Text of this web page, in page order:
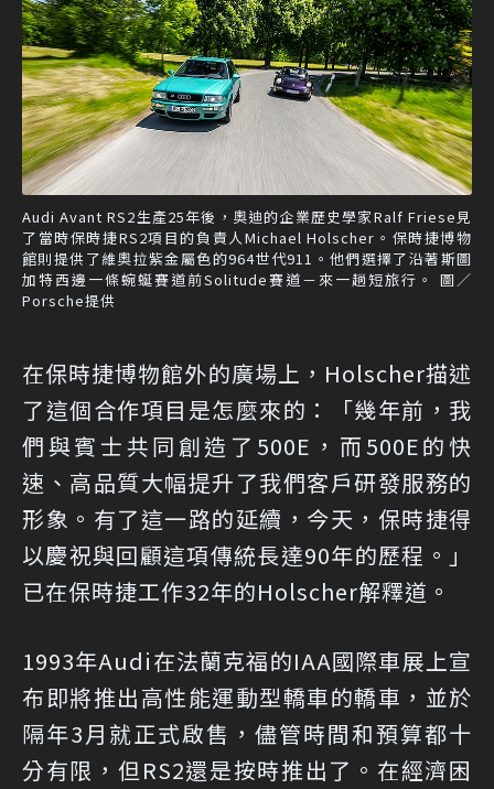
Audi Avant RS2生產25年後，奧迪的企業歷史學家Ralf Friese見
了當時保時捷RS2項目的負責人Michael Holscher。保時捷博物
館則提供了維奧拉紫金屬色的964世代911。他們選擇了沿著斯圖
加特西邊一條蜿蜒賽道前Solitude賽道－來一趟短旅行。 圖／
Porsche提供
在保時捷博物館外的廣場上，Holscher描述
了這個合作項目是怎麼來的：「幾年前，我
們與賓士共同創造了500E，而500E的快
速、高品質大幅提升了我們客戶研發服務的
形象。有了這一路的延續，今天，保時捷得
以慶祝與回顧這項傳統長達90年的歷程。」
已在保時捷工作32年的Holscher解釋道。
1993年Audi在法蘭克福的IAA國際車展上宣
布即將推出高性能運動型轎車的轎車，並於
隔年3月就正式啟售，儘管時間和預算都十
分有限，但RS2還是按時推出了。在經濟困